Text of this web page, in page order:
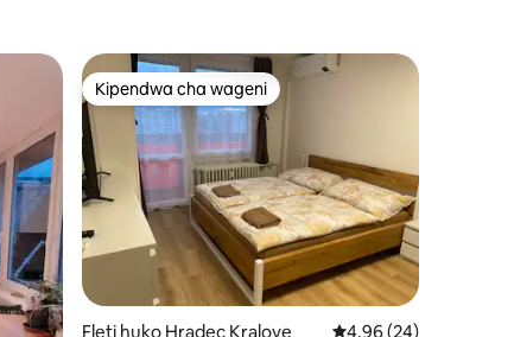
Kipendwa cha wageni
Kipendwa cha wageni
Fleti huko Hradec Kralove Ukadiriaji wa wastani
4.96 (24)